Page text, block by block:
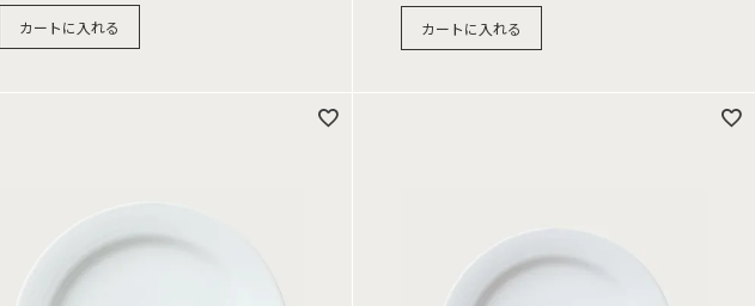
カートに入れる カートに入れる